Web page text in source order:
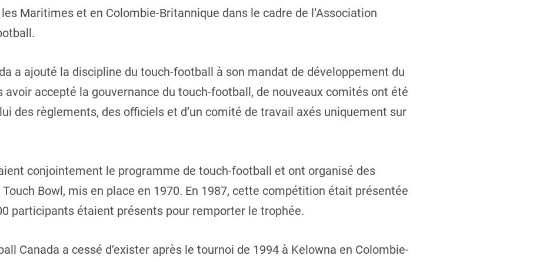
Maritimes et en Colombie-Britannique dans le cadre de l’Association
a ajouté la discipline du touch-football à son mandat de développement du
accepté la gouvernance du touch-football, de nouveaux comités ont été
des règlements, des officiels et d’un comité de travail axés uniquement sur
conjointement le programme de touch-football et ont organisé des
Bowl, mis en place en 1970. En 1987, cette compétition était présentée
participants étaient présents pour remporter le trophée.
Canada a cessé d’exister après le tournoi de 1994 à Kelowna en Colombie-